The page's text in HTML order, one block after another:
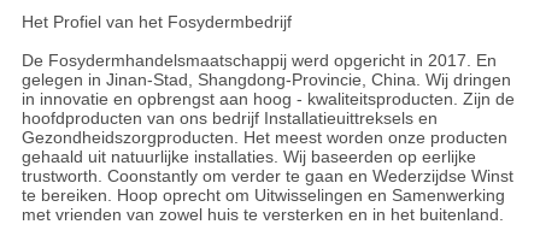
Het Profiel van het Fosydermbedrijf
De Fosydermhandelsmaatschappij werd opgericht in 2017. En
gelegen in Jinan-Stad, Shangdong-Provincie, China. Wij dringen
in innovatie en opbrengst aan hoog - kwaliteitsproducten. Zijn de
hoofdproducten van ons bedrijf Installatieuittreksels en
Gezondheidszorgproducten. Het meest worden onze producten
gehaald uit natuurlijke installaties. Wij baseerden op eerlijke
trustworth. Coonstantly om verder te gaan en Wederzijdse Winst
te bereiken. Hoop oprecht om Uitwisselingen en Samenwerking
met vrienden van zowel huis te versterken en in het buitenland.